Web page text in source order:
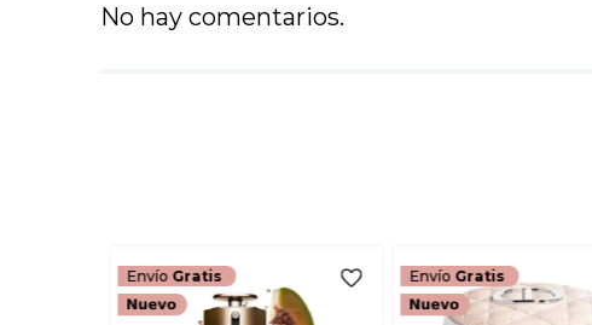
No hay comentarios.
Envío Gratis Envío Gratis